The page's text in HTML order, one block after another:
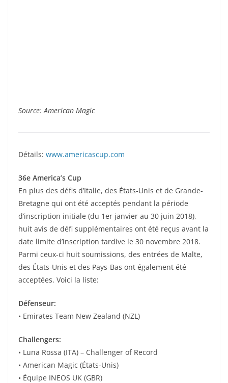
Source: American Magic
Détails: www.americascup.com
36e America’s Cup
En plus des défis d’Italie, des États-Unis et de Grande-
Bretagne qui ont été acceptés pendant la période
d’inscription initiale (du 1er janvier au 30 juin 2018),
huit avis de défi supplémentaires ont été reçus avant la
date limite d’inscription tardive le 30 novembre 2018.
Parmi ceux-ci huit soumissions, des entrées de Malte,
des États-Unis et des Pays-Bas ont également été
acceptées. Voici la liste:
Défenseur:
• Emirates Team New Zealand (NZL)
Challengers:
• Luna Rossa (ITA) – Challenger of Record
• American Magic (États-Unis)
• Équipe INEOS UK (GBR)